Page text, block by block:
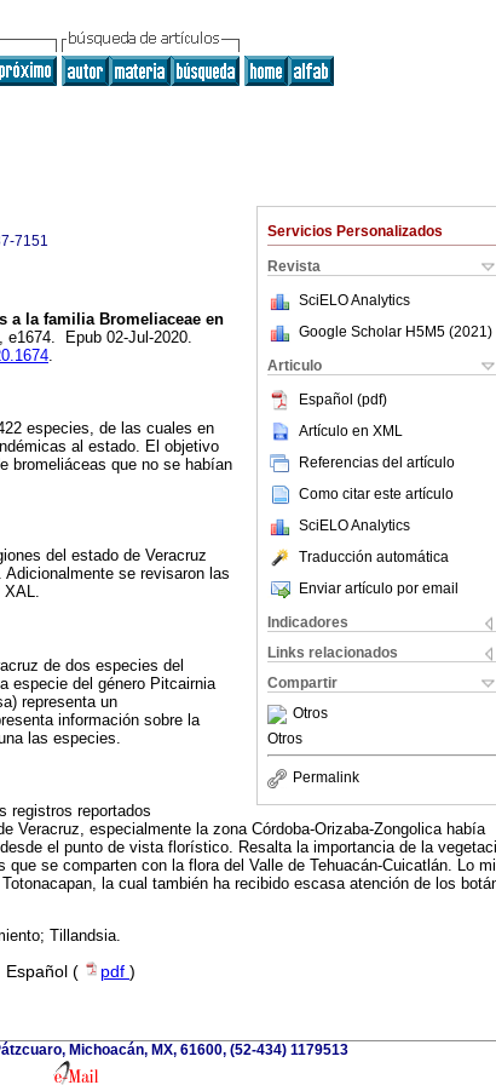
Servicios Personalizados
Revista
SciELO Analytics
Google Scholar H5M5 (2021 )
Articulo
Español (pdf)
Artículo en XML
Referencias del artículo
Como citar este artículo
SciELO Analytics
Traducción automática
Enviar artículo por email
Indicadores
Links relacionados
Compartir
Otros
Otros
Permalink
7151
a la familia Bromeliaceae en
e1674. Epub 02-Jul-2020.
.
especies, de las cuales en
al estado. El objetivo
bromeliáceas que no se habían
del estado de Veracruz
se revisaron las
XAL.
de dos especies del
especie del género Pitcairnia
representa un
información sobre la
las especies.
registros reportados
Veracruz, especialmente la zona Córdoba-Orizaba-Zongolica había
el punto de vista florístico. Resalta la importancia de la
se comparten con la flora del Valle de Tehuacán-Cuicatlán. Lo
la cual también ha recibido escasa atención de los
Tillandsia.
Español ( pdf )
Michoacán, MX, 61600, (52-434) 1179513